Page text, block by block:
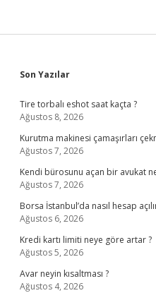
Sidebar
Son Yazılar
Tire torbalı eshot saat kaçta ?
Ağustos 8, 2026
Kurutma makinesi çamaşırları
Ağustos 7, 2026
Kendi bürosunu açan bir avukat
Ağustos 7, 2026
Borsa İstanbul’da nasıl hesap
Ağustos 6, 2026
Kredi kartı limiti neye göre artar ?
Ağustos 5, 2026
Avar neyin kısaltması ?
Ağustos 4, 2026